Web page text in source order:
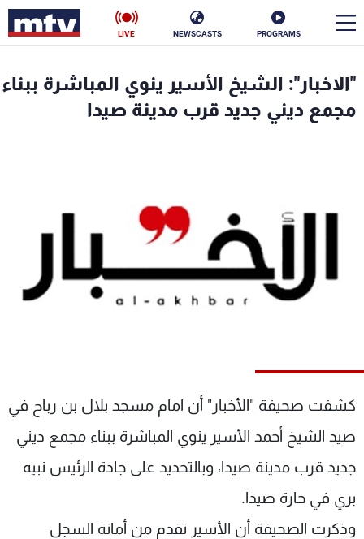
PROGRAMS
NEWSCASTS
LIVE
"الاخبار": الشيخ الأسير ينوي المباشرة ببناء
مجمع ديني جديد قرب مدينة صيدا
كشفت صحيفة "الأخبار" أن امام مسجد بلال بن رباح في
صيد الشيخ أحمد الأسير ينوي المباشرة ببناء مجمع ديني
جديد قرب مدينة صيدا، وبالتحديد على جادة الرئيس نبيه
بري في حارة صيدا.
وذكرت الصحيفة أن الأسير تقدم من أمانة السجل
رياضة
الترددات
الإنـتـاج
لاعلاناتكم
تواصل معنا